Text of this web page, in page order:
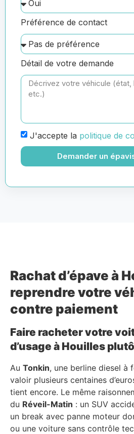
Préférence de contact
Détail de votre demande
J'accepte la politique de
Demander un
Rachat d’épave à
reprendre votre
contre paiement
Faire racheter votre
d’usage à Houilles
Au Tonkin, une berline diesel
valoir plusieurs centaines
tient encore. Le même
du Réveil-Matin : un SUV
un break avec panne moteur
ou une voiture sans contrôle